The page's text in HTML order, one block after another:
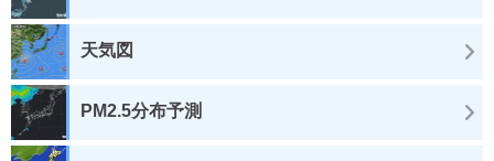
天気図
PM2.5分布予測